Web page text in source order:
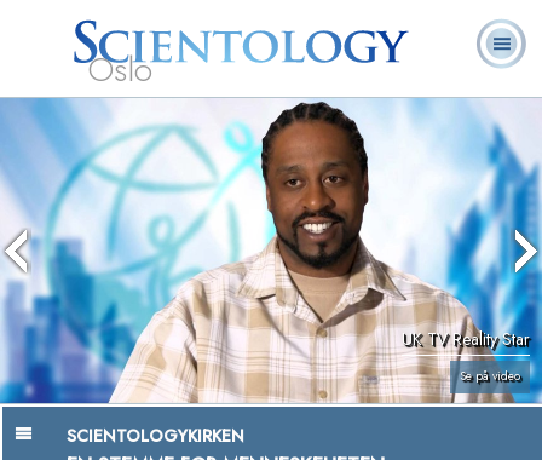
Oslo
L. Ron
Hubbard
Scientology?
Frivillige
prester
Bøker
UK TV Reality Star
Se på video
SCIENTOLOGYKIRKEN